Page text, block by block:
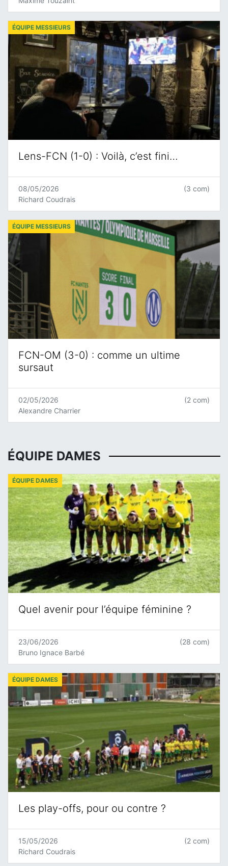
Lens-FCN (1-0) : Voilà, c’est fini…
ÉQUIPE MESSIEURS
08/05/2026
Richard Coudrais
(3 com)
FCN-OM (3-0) : comme un ultime
sursaut
ÉQUIPE MESSIEURS
02/05/2026
Alexandre Charrier
(2 com)
ÉQUIPE DAMES
Quel avenir pour l’équipe féminine ?
ÉQUIPE DAMES
23/06/2026
Bruno Ignace Barbé
(28 com)
Les play-offs, pour ou contre ?
ÉQUIPE DAMES
15/05/2026
Richard Coudrais
(2 com)